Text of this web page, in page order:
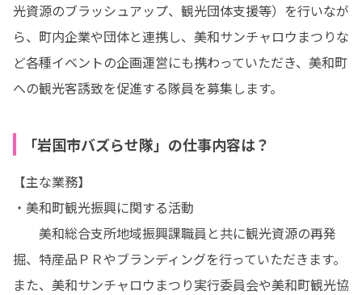
光資源のブラッシュアップ、観光団体支援等）を行いなが
ら、町内企業や団体と連携し、美和サンチャロウまつりな
ど各種イベントの企画運営にも携わっていただき、美和町
への観光客誘致を促進する隊員を募集します。
「岩国市バズらせ隊」の仕事内容は？
【主な業務】
・美和町観光振興に関する活動
美和総合支所地域振興課職員と共に観光資源の再発
掘、特産品ＰＲやブランディングを行っていただきます。
また、美和サンチャロウまつり実行委員会や美和町観光協